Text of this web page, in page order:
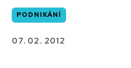
PODNIKÁNÍ
07. 02. 2012